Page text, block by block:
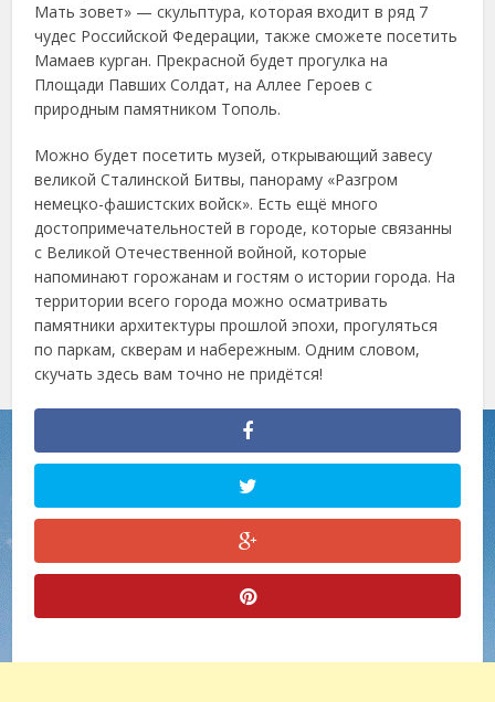
Мать зовет» — скульптура, которая входит в ряд 7
чудес Российской Федерации, также сможете посетить
Мамаев курган. Прекрасной будет прогулка на
Площади Павших Солдат, на Аллее Героев с
природным памятником Тополь.
Можно будет посетить музей, открывающий завесу
великой Сталинской Битвы, панораму «Разгром
немецко-фашистских войск». Есть ещё много
достопримечательностей в городе, которые связанны
с Великой Отечественной войной, которые
напоминают горожанам и гостям о истории города. На
территории всего города можно осматривать
памятники архитектуры прошлой эпохи, прогуляться
по паркам, скверам и набережным. Одним словом,
скучать здесь вам точно не придётся!